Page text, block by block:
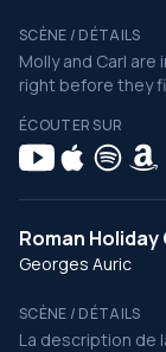
SCÈNE / DÉTAILS
Molly and Carl
right before they
ÉCOUTER SUR
Roman Holiday
Georges Auric
SCÈNE / DÉTAILS
La description de